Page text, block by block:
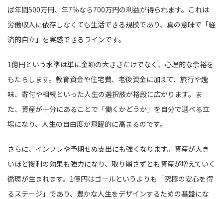
ば年間500万円、年7％なら700万円の利益が得られます。これは
労働収入に依存しなくても生活できる規模であり、真の意味で「経
済的自立」を実感できるラインです。
1億円という水準は単に金額の大きさだけでなく、心理的な余裕を
もたらします。教育資金や住宅費、老後資金に加えて、旅行や趣
味、寄付や相続といった人生の選択肢が格段に広がります。ま
た、資産が十分にあることで「働くかどうか」を自分で選べる立
場になり、人生の自由度が飛躍的に高まるのです。
さらに、インフレや予期せぬ支出にも強くなります。資産が大き
いほど複利の効果も強力になり、取り崩さずとも資産が増えていく
循環が生まれます。1億円はゴールというよりも「究極の安心を得
るステージ」であり、豊かな人生をデザインするための基盤にな